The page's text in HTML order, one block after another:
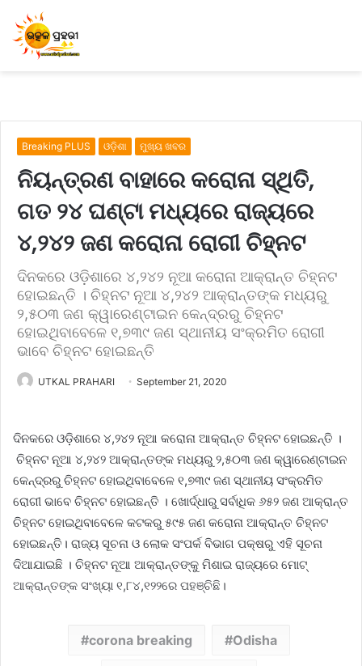
Breaking PLUS ଓଡ଼ିଶା ମୁଖ୍ୟ ଖବର
ନିୟନ୍ତ୍ରଣ ବାହାରେ କରୋନା ସ୍ଥିତି,
ଗତ ୨୪ ଘଣ୍ଟା ମଧ୍ୟରେ ରାଜ୍ୟରେ
୪,୨୪୨ ଜଣ କରୋନା ରୋଗୀ ଚିହ୍ନଟ
ଦିନକରେ ଓଡ଼ିଶାରେ ୪,୨୪୨ ନୂଆ କରୋନା ଆକ୍ରାନ୍ତ‌ ଚିହ୍ନଟ
ହୋଇଛନ୍ତି । ଚିହ୍ନଟ ନୂଆ ୪,୨୪୨ ଆକ୍ରାନ୍ତଙ୍କ ମଧ୍ୟରୁ
୨,୫୦୩ ଜଣ କ୍ୱାରେଣ୍ଟାଇନ କେନ୍ଦ୍ରରୁ ଚିହ୍ନଟ
ହୋଇଥିବାବେଳେ ୧,୭୩୯ ଜଣ ସ୍ଥାନୀୟ ସଂକ୍ରମିତ ରୋଗୀ
ଭାବେ ଚିହ୍ନଟ ହୋଇଛନ୍ତି
UTKAL PRAHARI September 21, 2020
ଦିନକରେ ଓଡ଼ିଶାରେ ୪,୨୪୨ ନୂଆ କରୋନା ଆକ୍ରାନ୍ତ‌ ଚିହ୍ନଟ ହୋଇଛନ୍ତି ।
ଚିହ୍ନଟ ନୂଆ ୪,୨୪୨ ଆକ୍ରାନ୍ତଙ୍କ ମଧ୍ୟରୁ ୨,୫୦୩ ଜଣ କ୍ୱାରେଣ୍ଟାଇନ
କେନ୍ଦ୍ରରୁ ଚିହ୍ନଟ ହୋଇଥିବାବେଳେ ୧,୭୩୯ ଜଣ ସ୍ଥାନୀୟ ସଂକ୍ରମିତ
ରୋଗୀ ଭାବେ ଚିହ୍ନଟ ହୋଇଛନ୍ତି । ଖୋର୍ଦ୍ଧାରୁ ସର୍ବାଧିକ ୬୫୨ ଜଣ ଆକ୍ରାନ୍ତ
ଚିହ୍ନଟ ହୋଇଥିବାବେଳେ କଟକରୁ ୫୯୫ ଜଣ କରୋନା ଆକ୍ରାନ୍ତ ଚିହ୍ନଟ
ହୋଇଛନ୍ତି। ରାଜ୍ୟ ସୂଚନା ଓ ଲୋକ ସଂପର୍କ ବିଭାଗ ପକ୍ଷରୁ ଏହି ସୂଚନା
ଦିଆଯାଇଛି । ଚିହ୍ନଟ ନୂଆ ଆକ୍ରାନ୍ତଙ୍କୁ ମିଶାଇ ରାଜ୍ୟରେ ମୋଟ୍‌
ଆକ୍ରାନ୍ତଙ୍କ ସଂଖ୍ୟା ୧,୮୪,୧୨୨ରେ ପହଞ୍ଚିଛି।
corona breaking Odisha